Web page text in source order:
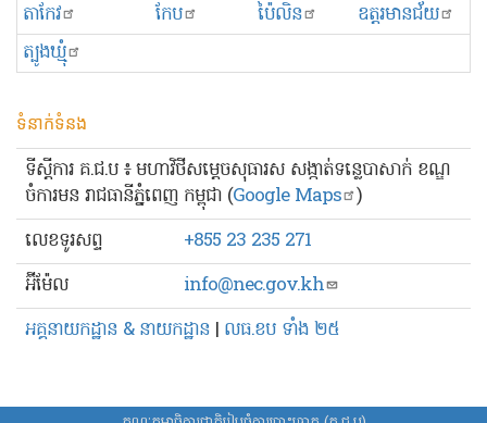
តាកែវ
កែប ប៉ៃលិន
ឧត្ដរមានជ័យ
ត្បូងឃ្មុំ
ទំនាក់ទំនង
ទីស្ដីការ គ.ជ.ប ៖ មហាវិថីសម្ដេចសុធារស សង្កាត់ទន្លេបាសាក់ ខណ្ឌ
ចំការមន រាជធានីភ្នំពេញ កម្ពុជា (Google Maps )
លេខ​ទូរសព្ទ
+855 23 235 271
អ៊ីម៉ែល
info@nec.gov.kh
អគ្គនាយកដ្ឋាន & នាយកដ្ឋាន | លធ.ខប ទាំង ២៥